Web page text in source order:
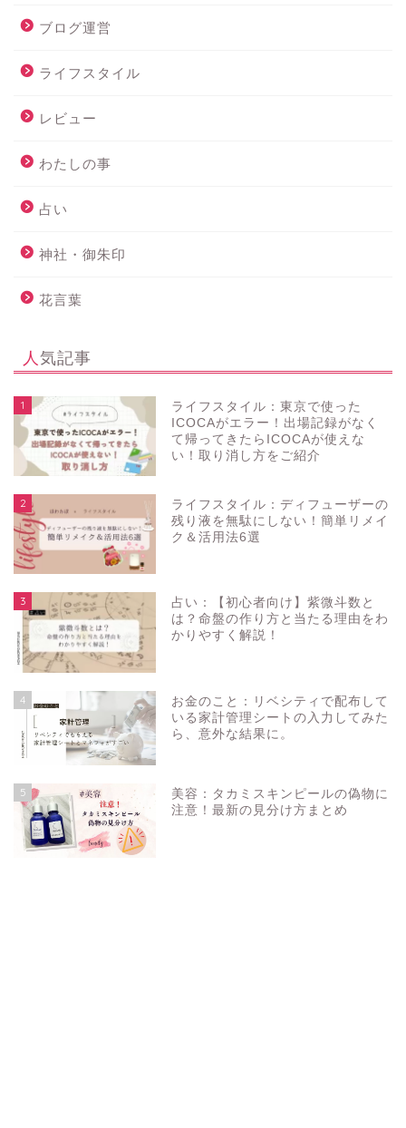
ブログ運営
ライフスタイル
レビュー
わたしの事
占い
神社・御朱印
花言葉
人気記事
1
ライフスタイル：東京で使った
ICOCAがエラー！出場記録がなく
て帰ってきたらICOCAが使えな
い！取り消し方をご紹介
2
ライフスタイル：ディフューザーの
残り液を無駄にしない！簡単リメイ
ク＆活用法6選
3
占い：【初心者向け】紫微斗数と
は？命盤の作り方と当たる理由をわ
かりやすく解説！
4
お金のこと：リベシティで配布して
いる家計管理シートの入力してみた
ら、意外な結果に。
5
美容：タカミスキンピールの偽物に
注意！最新の見分け方まとめ